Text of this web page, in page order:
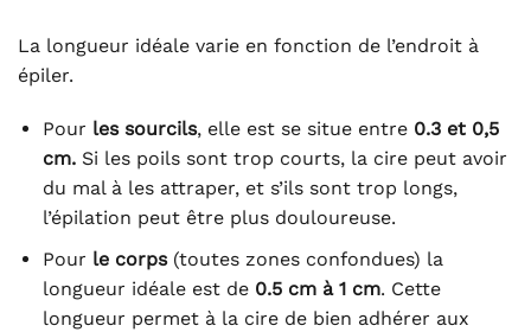
La longueur idéale varie en fonction de l’endroit à
épiler.
Pour les sourcils, elle est se situe entre 0.3 et 0,5
cm.Si les poils sont trop courts, la cire peut avoir
du mal à les attraper, et s’ils sont trop longs,
l’épilation peut être plus douloureuse.
Pour le corps (toutes zones confondues) la
longueur idéale est de 0.5 cm à 1 cm. Cette
longueur permet à la cire de bien adhérer aux